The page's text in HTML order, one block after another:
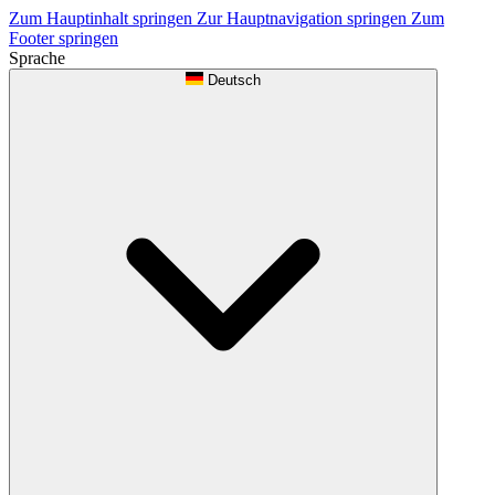
Zum Hauptinhalt springen Zur Hauptnavigation springen Zum
Footer springen
Sprache
Deutsch